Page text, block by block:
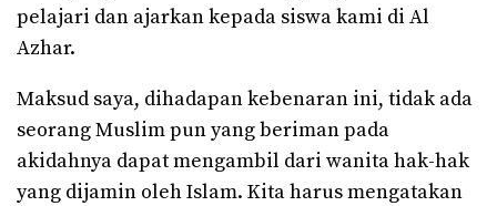
pelajari dan ajarkan kepada siswa kami di Al
Azhar.
Maksud saya, dihadapan kebenaran ini, tidak ada
seorang Muslim pun yang beriman pada
akidahnya dapat mengambil dari wanita hak-hak
yang dijamin oleh Islam. Kita harus mengatakan